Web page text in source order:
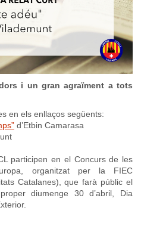
i un gran agraïment a tots
en els enllaços següents:
d’Etbin Camarasa
participen en el Concurs de les
organitzat per la FIEC
Catalanes), que farà públic el
diumenge 30 d’abril, Dia